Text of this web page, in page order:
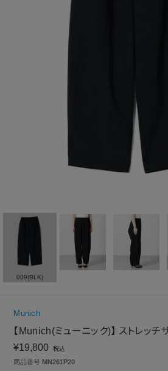
009(BLK)
Munich
【Munich(ミューニック)】 ストレッ
¥19,800 税込
商品番号 MN261P20